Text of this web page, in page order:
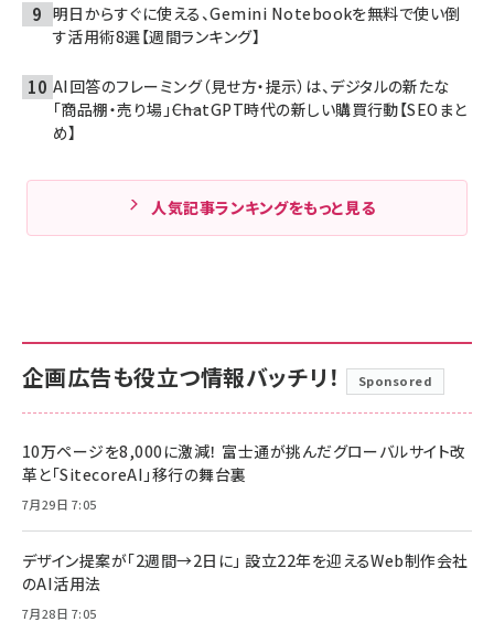
明日からすぐに使える、Gemini Notebookを無料で使い倒
す活用術8選【週間ランキング】
AI回答のフレーミング（見せ方・提示）は、デジタルの新たな
「商品棚・売り場」――ChatGPT時代の新しい購買行動【SEOまと
め】
人気記事ランキングをもっと見る
企画広告も役立つ情報バッチリ！ Sponsored
10万ページを8,000に激減！ 富士通が挑んだグローバルサイト改
革と「SitecoreAI」移行の舞台裏
7月29日 7:05
デザイン提案が「2週間→2日に」 設立22年を迎えるWeb制作会社
のAI活用法
7月28日 7:05